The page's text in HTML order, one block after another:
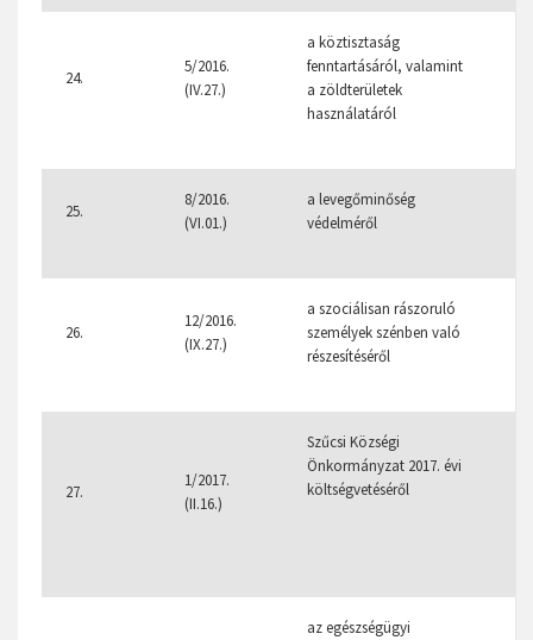
24.
5/2016.
(IV.27.)
a köztisztaság
fenntartásáról, valamint
a zöldterületek
használatáról
25.
8/2016.
(VI.01.)
a levegőminőség
védelméről
26.
12/2016.
(IX.27.)
a szociálisan rászoruló
személyek szénben való
részesítéséről
27.
1/2017.
(II.16.)
Szűcsi Községi
Önkormányzat 2017. évi
költségvetéséről
az egészségügyi